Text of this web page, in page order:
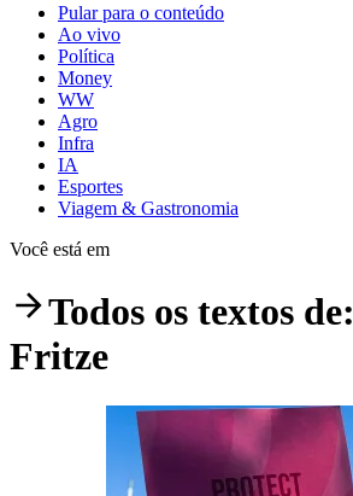
Pular para o conteúdo
Ao vivo
Política
Money
WW
Agro
Infra
IA
Esportes
Viagem & Gastronomia
Você está em
Todos os textos de:
Fritze